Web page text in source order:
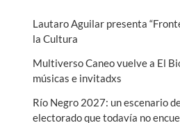
Lautaro Aguilar presenta
la Cultura
Multiverso Caneo vuelve a El
músicas e invitadxs
Río Negro 2027: un escenario
electorado que todavía no